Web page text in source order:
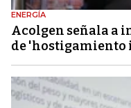
ENERGÍA
Acolgen señala a
de